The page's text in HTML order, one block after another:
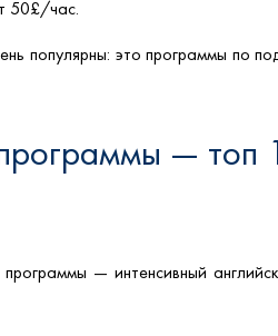
50£/час.
популярны: это программы по
— топ
— интенсивный